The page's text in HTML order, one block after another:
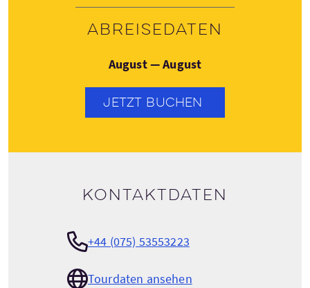
Abreisedaten
August — August
JETZT BUCHEN
Kontaktdaten
+44 (075) 53553223
Tourdaten ansehen